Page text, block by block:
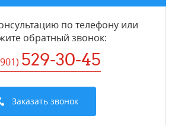
по телефону или
обратный звонок:
) 529-30-45
Заказать звонок